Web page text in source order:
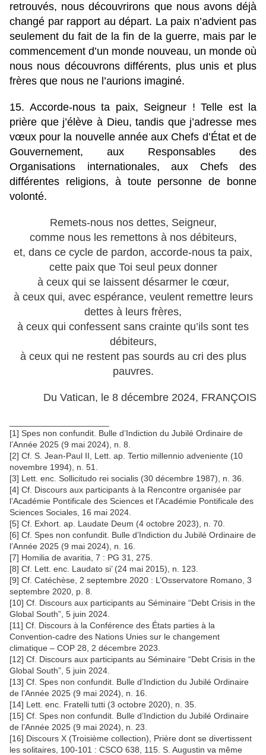
retrouvés, nous découvrirons que nous avons déjà
changé par rapport au départ. La paix n’advient pas
seulement du fait de la fin de la guerre, mais par le
commencement d’un monde nouveau, un monde où
nous nous découvrons différents, plus unis et plus
frères que nous ne l’aurions imaginé.
15. Accorde-nous ta paix, Seigneur ! Telle est la
prière que j’élève à Dieu, tandis que j’adresse mes
vœux pour la nouvelle année aux Chefs d’État et de
Gouvernement, aux Responsables des
Organisations internationales, aux Chefs des
différentes religions, à toute personne de bonne
volonté.
Remets-nous nos dettes, Seigneur,
comme nous les remettons à nos débiteurs,
et, dans ce cycle de pardon, accorde-nous ta paix,
cette paix que Toi seul peux donner
à ceux qui se laissent désarmer le cœur,
à ceux qui, avec espérance, veulent remettre leurs
dettes à leurs frères,
à ceux qui confessent sans crainte qu’ils sont tes
débiteurs,
à ceux qui ne restent pas sourds au cri des plus
pauvres.
Du Vatican, le 8 décembre 2024, FRANÇOIS
[1] Spes non confundit. Bulle d’Indiction du Jubilé Ordinaire de
l’Année 2025 (9 mai 2024), n. 8.
[2] Cf. S. Jean-Paul II, Lett. ap. Tertio millennio adveniente (10
novembre 1994), n. 51.
[3] Lett. enc. Sollicitudo rei socialis (30 décembre 1987), n. 36.
[4] Cf. Discours aux participants à la Rencontre organisée par
l’Académie Pontificale des Sciences et l’Académie Pontificale des
Sciences Sociales, 16 mai 2024.
[5] Cf. Exhort. ap. Laudate Deum (4 octobre 2023), n. 70.
[6] Cf. Spes non confundit. Bulle d’Indiction du Jubilé Ordinaire de
l’Année 2025 (9 mai 2024), n. 16.
[7] Homilia de avaritia, 7 : PG 31, 275.
[8] Cf. Lett. enc. Laudato si’ (24 mai 2015), n. 123.
[9] Cf. Catéchèse, 2 septembre 2020 : L’Osservatore Romano, 3
septembre 2020, p. 8.
[10] Cf. Discours aux participants au Séminaire “Debt Crisis in the
Global South”, 5 juin 2024.
[11] Cf. Discours à la Conférence des États parties à la
Convention-cadre des Nations Unies sur le changement
climatique – COP 28, 2 décembre 2023.
[12] Cf. Discours aux participants au Séminaire “Debt Crisis in the
Global South”, 5 juin 2024.
[13] Cf. Spes non confundit. Bulle d’Indiction du Jubilé Ordinaire
de l’Année 2025 (9 mai 2024), n. 16.
[14] Lett. enc. Fratelli tutti (3 octobre 2020), n. 35.
[15] Cf. Spes non confundit. Bulle d’Indiction du Jubilé Ordinaire
de l’Année 2025 (9 mai 2024), n. 23.
[16] Discours X (Troisième collection), Prière dont se divertissent
les solitaires, 100-101 : CSCO 638, 115. S. Augustin va même